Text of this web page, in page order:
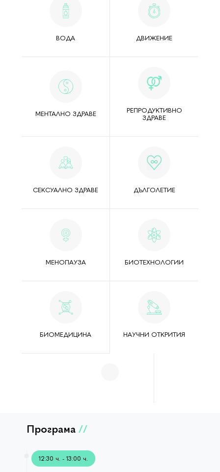
ВОДА ДВИЖЕНИЕ
МЕНТАЛНО ЗДРАВЕ
РЕПРОДУКТИВНО
ЗДРАВЕ
СЕКСУАЛНО ЗДРАВЕ ДЪЛГОЛЕТИЕ
МЕНОПАУЗА БИОТЕХНОЛОГИИ
БИОМЕДИЦИНА НАУЧНИ ОТКРИТИЯ
Програма //
12:30 ч. - 13:00 ч.